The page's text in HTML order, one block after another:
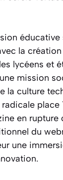
éducative
la
lycéens et
mission
la culture
place
en rupture
du
une